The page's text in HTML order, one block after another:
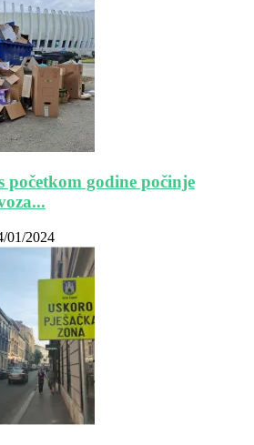
početkom godine počinje
01/2024